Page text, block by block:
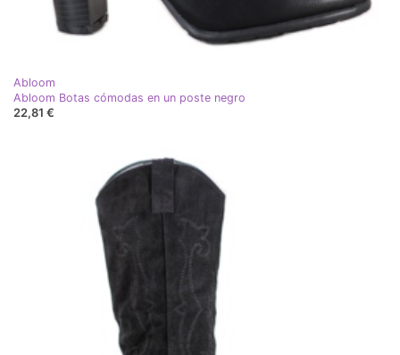
Abloom
Abloom Botas cómodas en un poste negro
22,81 €